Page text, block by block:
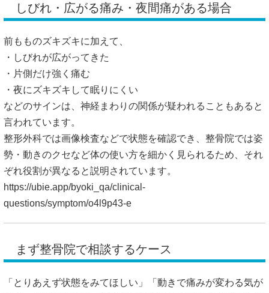
しびれ・広がる痛み・夜間痛がある場合
前もものズキズキに加えて、
・しびれが広がってきた
・片側だけ強く痛む
・夜にズキズキして眠りにくい
などのサインは、神経まわりの関係が疑われることもあると
言われています。
整形外科では画像検査などで状態を確認でき、整骨院では姿
勢・動きのクセなど体の使い方を細かく見られるため、それ
ぞれ役割が異なると説明されています。
https://ubie.app/byoki_qa/clinical-
questions/symptom/o4l9p43-e
まず整骨院で相談するケース
「とりあえず状態をみてほしい」「動きで痛みが変わる気が